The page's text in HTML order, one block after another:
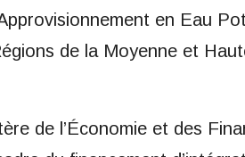
en Eau
de la Moyenne et
de l’Économie et des